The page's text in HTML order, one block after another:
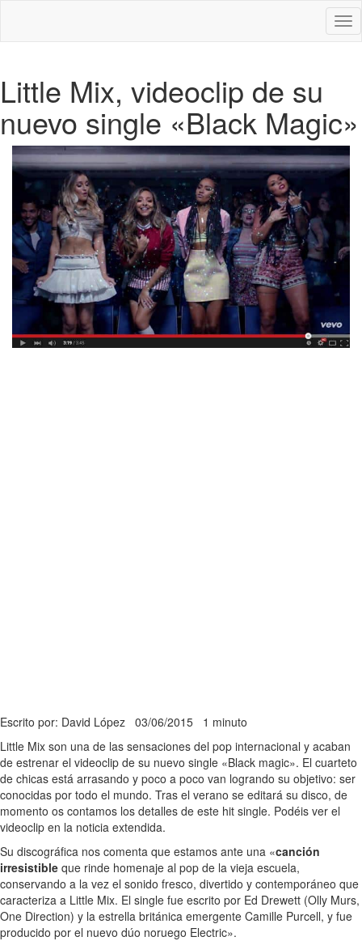
Little Mix, videoclip de su
nuevo single «Black Magic»
Escrito por: David López 03/06/2015 1 minuto
Little Mix son una de las sensaciones del pop internacional y acaban
de estrenar el videoclip de su nuevo single «Black magic». El cuarteto
de chicas está arrasando y poco a poco van logrando su objetivo: ser
conocidas por todo el mundo. Tras el verano se editará su disco, de
momento os contamos los detalles de este hit single. Podéis ver el
videoclip en la noticia extendida.
Su discográfica nos comenta que estamos ante una «canción
irresistible que rinde homenaje al pop de la vieja escuela,
conservando a la vez el sonido fresco, divertido y contemporáneo que
caracteriza a Little Mix. El single fue escrito por Ed Drewett (Olly Murs,
One Direction) y la estrella británica emergente Camille Purcell, y fue
producido por el nuevo dúo noruego Electric».